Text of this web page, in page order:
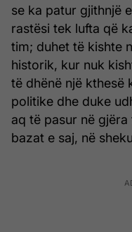
se ka patur gjithnjë
rastësi tek lufta që
tim; duhet të kishte
historik, kur nuk
të dhënë një kthesë
politike dhe duke
aq të pasur në
bazat e saj, në